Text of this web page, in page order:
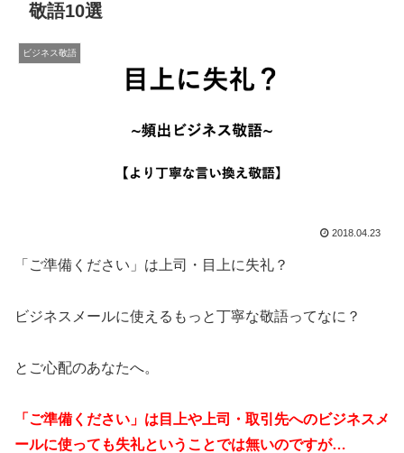
敬語10選
ビジネス敬語
2018.04.23
「ご準備ください」は上司・目上に失礼？
ビジネスメールに使えるもっと丁寧な敬語ってなに？
とご心配のあなたへ。
「ご準備ください」は 目上や上司・取引先へのビジネスメ
ールに使っても失礼ということでは無いのですが…